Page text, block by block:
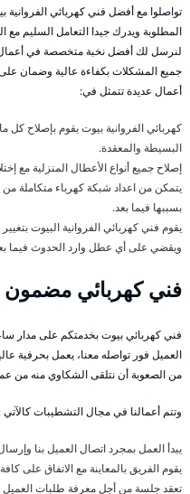
تواصلوا مع أفضل فني كهربائي
المطلوبة ويدرك جيدا التعامل السليم
لنرسل لك أفضل نخبة متخصصة في أعمال
جميع المشكلات بكفاءة عالية وضمان
أعمال عديدة تتمثل في:
كهربائي الفروانية بيوت يقوم بإصلاح كل
البسيطة والمعقدة.
إصلاح جميع أنواع الأعطال المنزلية مع
يتمكن من اعداد شبكة كهرباء متكاملة من
بسببها فيما بعد.
يقوم فني كهربائي الفروانية البيوت
ويقضي على أي عطل وارد الحدوث فيما
فني كهربائي مضمون
فني كهربائي بيوت بخدمتكم على مدار
العميل فور تواصله معنا، يعمل بحرفية
من الصعوبة أن نتلقى الشكاوي منه من
وتتم أعمالنا في مجال التشطيبات كالآتي :
يبدأ العمل بمجرد اتصال العميل بنا
يقوم الفريق بالمعاينة مع الاتفاق على
تعقد جلسة من أجل معرفة طلبات العميل